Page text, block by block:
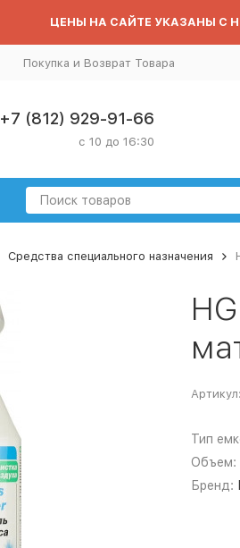
ЦЕНЫ НА САЙТЕ УКАЗАНЫ С
Покупка и Возврат Товара
+7 (812) 929-91-66
с 10 до 16:30
Средства специального назначения
Артикул:
Тип
Объем:
Бренд: